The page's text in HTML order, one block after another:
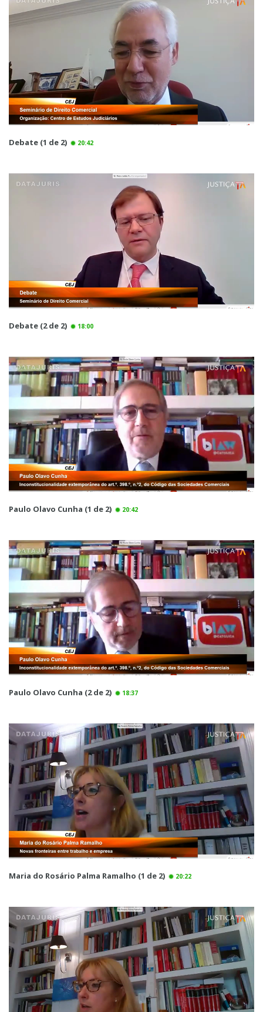
Debate (1 de 2) 20:42
Debate (2 de 2) 18:00
Paulo Olavo Cunha (1 de 2) 20:42
Paulo Olavo Cunha (2 de 2) 18:37
Maria do Rosário Palma Ramalho (1 de 2) 20:22